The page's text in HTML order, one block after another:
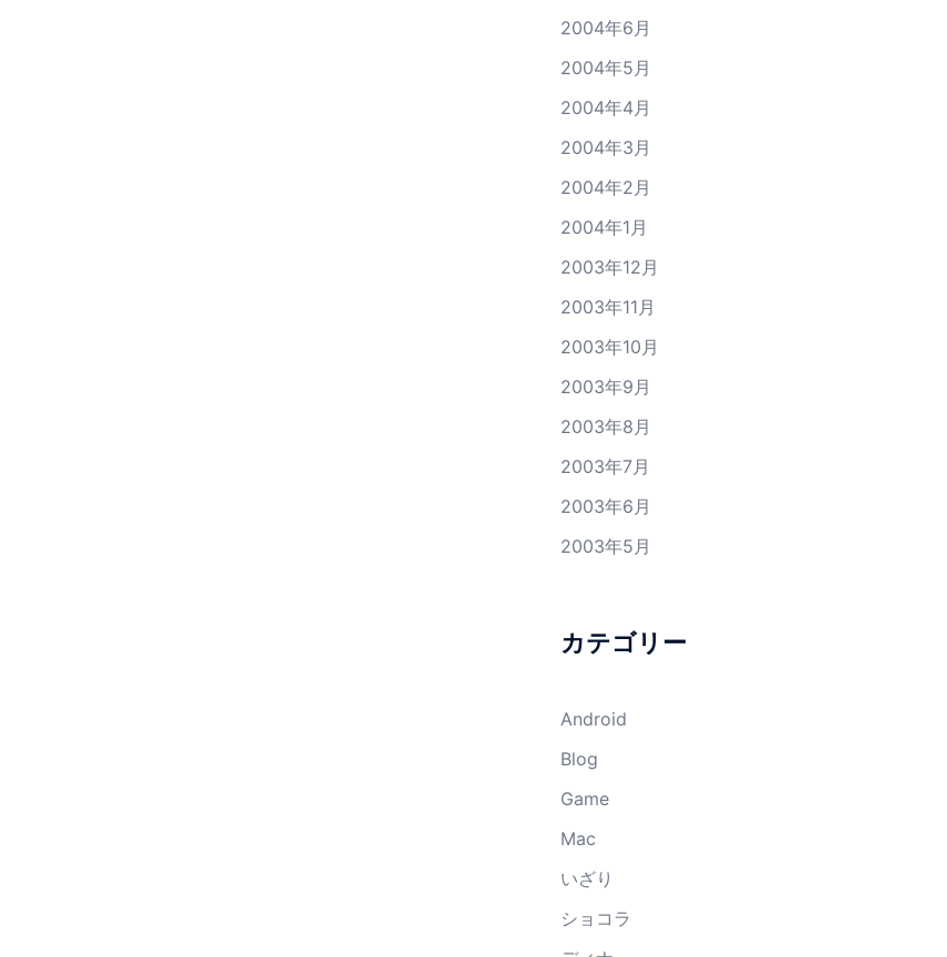
2004年6月
2004年5月
2004年4月
2004年3月
2004年2月
2004年1月
2003年12月
2003年11月
2003年10月
2003年9月
2003年8月
2003年7月
2003年6月
2003年5月
カテゴリー
Android
Blog
Game
Mac
いざり
ショコラ